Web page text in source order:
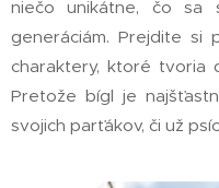
niečo unikátne, čo sa
generáciám. Prejdite si
charaktery, ktoré tvoria
Pretože bígl je
svojich parťákov, či už